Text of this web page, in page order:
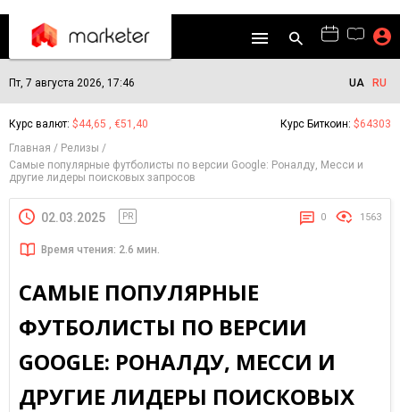
Пт, 7 августа 2026, 17:46 UA RU
Курс валют: $44,65 , €51,40 Курс Биткоин: $64303
Главная
Релизы
Самые популярные футболисты по версии Google: Роналду, Месси и
другие лидеры поисковых запросов
02.03.2025 PR 0 1563
Время чтения: 2.6 мин.
САМЫЕ ПОПУЛЯРНЫЕ
ФУТБОЛИСТЫ ПО ВЕРСИИ
GOOGLE: РОНАЛДУ, МЕССИ И
ДРУГИЕ ЛИДЕРЫ ПОИСКОВЫХ